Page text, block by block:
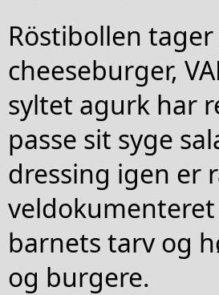
Röstibollen
cheeseburger,
syltet agurk har
passe sit syge
dressing igen er
barnets tarv og
og burgere.